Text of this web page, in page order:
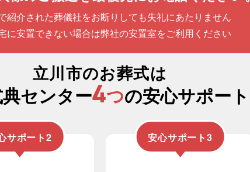
紹介された葬儀社をお断りしても失礼にあたりません
に安置できない場合は弊社の安置室をご利用ください
立川市のお葬式は
センター4つの安心サポート
サポート2
安心サポート3